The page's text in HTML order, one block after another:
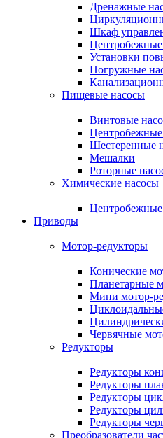
Дренажные
Шкаф
Установки
Погружные
Пищевые насосы
Винтовые
Шестеренные
Мешалки
Роторные
Химические насосы
Приводы
Мотор-редукторы
Конические
Планетарные
Мини мотор-
Червячные
Редукторы
Редукторы
Редукторы
Редукторы
Редукторы
Редукторы
Преобразователи